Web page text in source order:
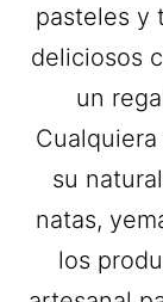
pasteles y
deliciosos
un
su
natas,
los